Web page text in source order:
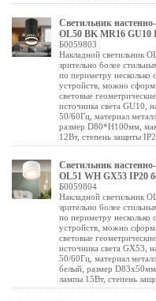
Светильник
OL50 BK MR16 GU10
Б0059803
Накладной светильник
зрительно более
по периметру несколько
устройств, можно
световые
источника света GU10,
50/60Гц, материал
размер D80*H100мм,
12Вт, степень защиты
Светильник
OL51 WH GX53 IP20
Б0059804
Накладной светильник
зрительно более
по периметру несколько
устройств, можно
световые
источника света GX53,
50/60Гц, материал
белый, размер
лампы 15Вт, степень